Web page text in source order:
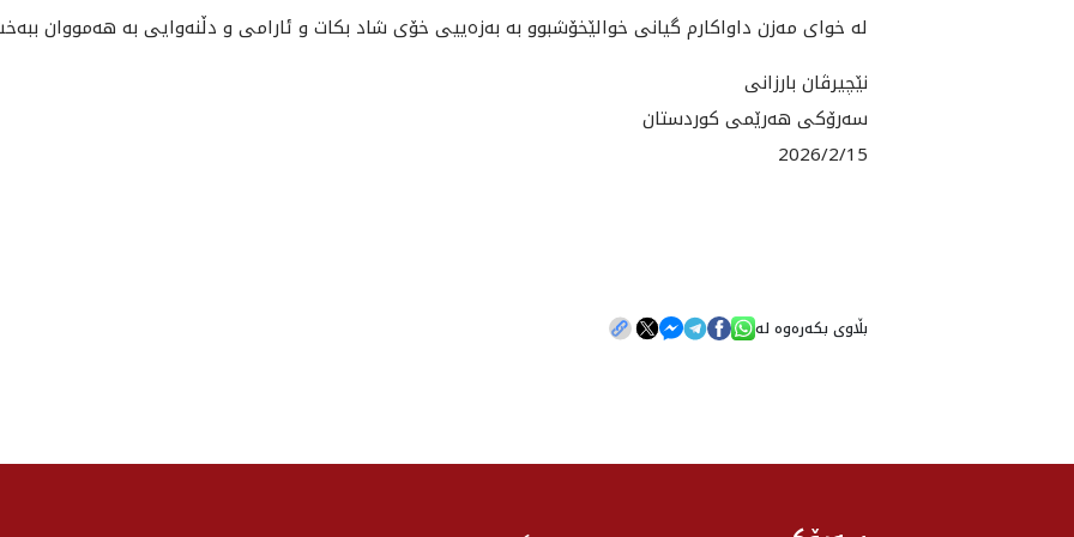
لە خواى مەزن داواکارم گیانى خوالێخۆشبوو بە بەزەییى خۆى شاد بکات و ئارامى و دڵنەوایی بە هه‌مووان
نێچیرڤان بارزانی
سەرۆکی هەرێمی کوردستان
2026/2/15
بڵاوی بکەرەوە لە